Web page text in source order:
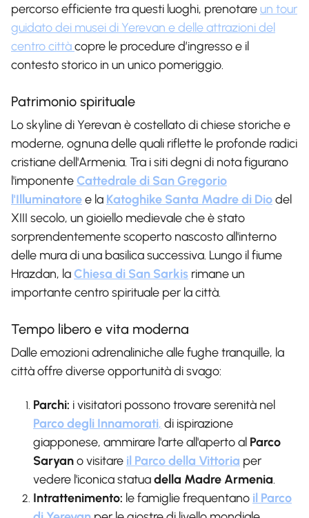
percorso efficiente tra questi luoghi, prenotareun tour
guidato dei musei di Yerevan e delle attrazioni del
centro cittàcopre le procedure d’ingresso e il
contesto storico in un unico pomeriggio.
Patrimonio spirituale
Lo skyline di Yerevan è costellato di chiese storiche e
moderne, ognuna delle quali riflette le profonde radici
cristiane dell'Armenia. Tra i siti degni di nota figurano
l'imponenteCattedrale di San Gregorio
l'Illuminatoree la Katoghike Santa Madre di Diodel
XIII secolo, un gioiello medievale che è stato
sorprendentemente scoperto nascosto all'interno
delle mura di una basilica successiva. Lungo il fiume
Hrazdan, laChiesa di San Sarkis rimane un
importante centro spirituale per la città.
Tempo libero e vita moderna
Dalle emozioni adrenaliniche alle fughe tranquille, la
città offre diverse opportunità di svago:
Parchi: i visitatori possono trovare serenità nel
Parco degli Innamorati, di ispirazione
giapponese, ammirare l'arte all'aperto al Parco
Saryano visitare il Parco della Vittoria per
vedere l'iconica statuadella Madre Armenia.
Intrattenimento: le famiglie frequentano il Parco